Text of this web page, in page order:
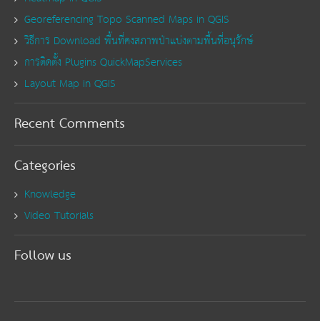
Georeferencing Topo Scanned Maps in QGIS
วิธีการ Download พื้นที่คงสภาพป่าแบ่งตามพื้นที่อนุรักษ์
การติดตั้ง Plugins QuickMapServices
Layout Map in QGIS
Recent Comments
Categories
Knowledge
Video Tutorials
Follow us